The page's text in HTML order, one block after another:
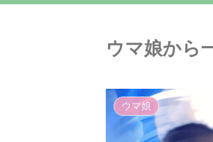
ウマ娘から
ウマ娘